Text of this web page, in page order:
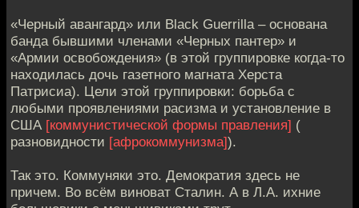
«Черный авангард» или Black Guerrilla – основана
банда бывшими членами «Черных пантер» и
«Армии освобождения» (в этой группировке когда-то
находилась дочь газетного магната Херста
Патрисиа). Цели этой группировки: борьба с
любыми проявлениями расизма и установление в
США [коммунистической формы правления] (
разновидности [афрокоммунизма]).
Так это. Коммуняки это. Демократия здесь не
причем. Во всём виноват Сталин. А в Л.А. ихние